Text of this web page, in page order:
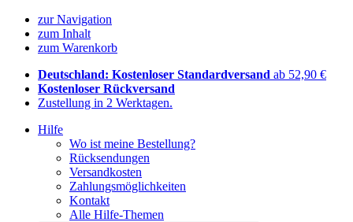
zur Navigation
zum Inhalt
zum Warenkorb
Deutschland: Kostenloser Standardversand ab 52,90 €
Kostenloser Rückversand
Zustellung in 2 Werktagen.
Hilfe
Wo ist meine Bestellung?
Rücksendungen
Versandkosten
Zahlungsmöglichkeiten
Kontakt
Alle Hilfe-Themen